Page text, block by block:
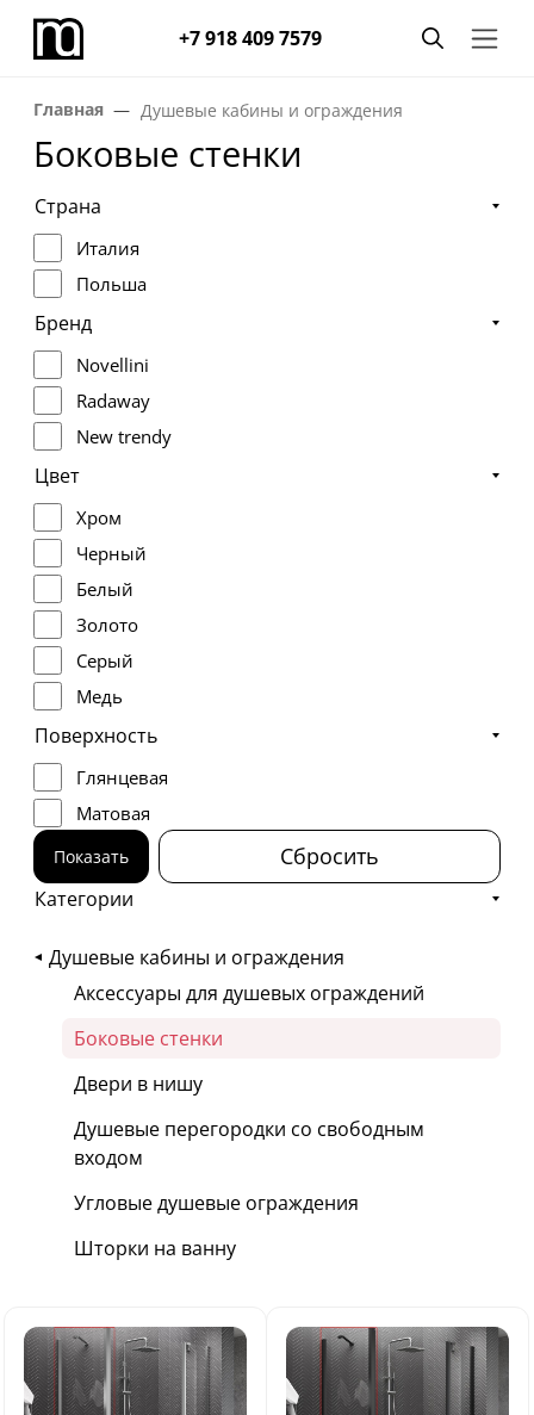
+7 918 409 7579
Главная Душевые кабины и ограждения
Боковые стенки
Страна
Италия
Польша
Бренд
Novellini
Radaway
New trendy
Цвет
Хром
Черный
Белый
Золото
Серый
Медь
Поверхность
Глянцевая
Матовая
Показать Сбросить
Категории
Душевые кабины и ограждения
Аксессуары для душевых ограждений
Боковые стенки
Двери в нишу
Душевые перегородки со свободным
входом
Угловые душевые ограждения
Шторки на ванну